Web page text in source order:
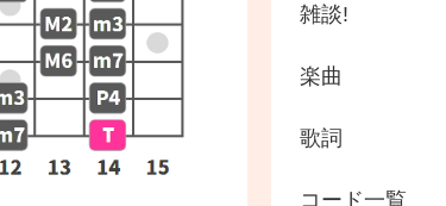
雑談!
楽曲
歌詞
コード一覧